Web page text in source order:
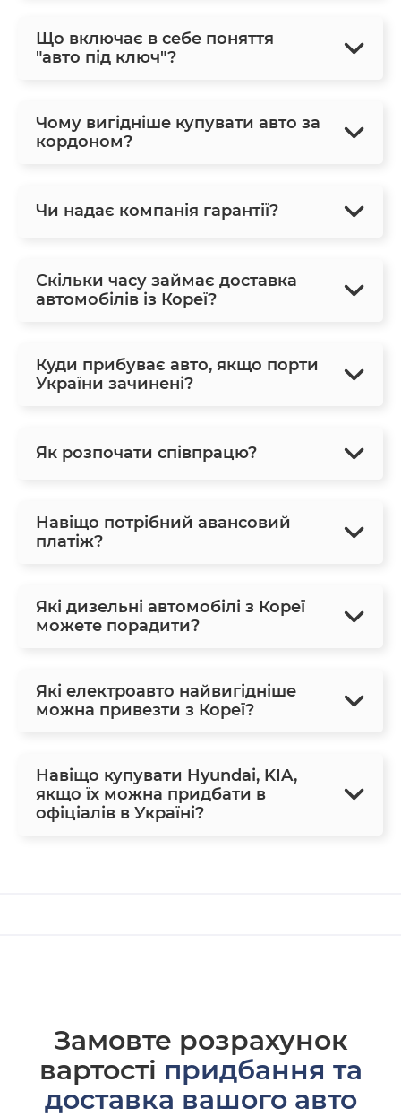
Що включає в себе поняття
"авто під ключ"?
Чому вигідніше купувати авто за
кордоном?
Чи надає компанія гарантії?
Скільки часу займає доставка
автомобілів із Кореї?
Куди прибуває авто, якщо порти
України зачинені?
Як розпочати співпрацю?
Навіщо потрібний авансовий
платіж?
Які дизельні автомобілі з Кореї
можете порадити?
Які електроавто найвигідніше
можна привезти з Кореї?
Навіщо купувати Hyundai, KIA,
якщо їх можна придбати в
офіціалів в Україні?
Замовте розрахунок
вартості придбання та
доставка вашого авто